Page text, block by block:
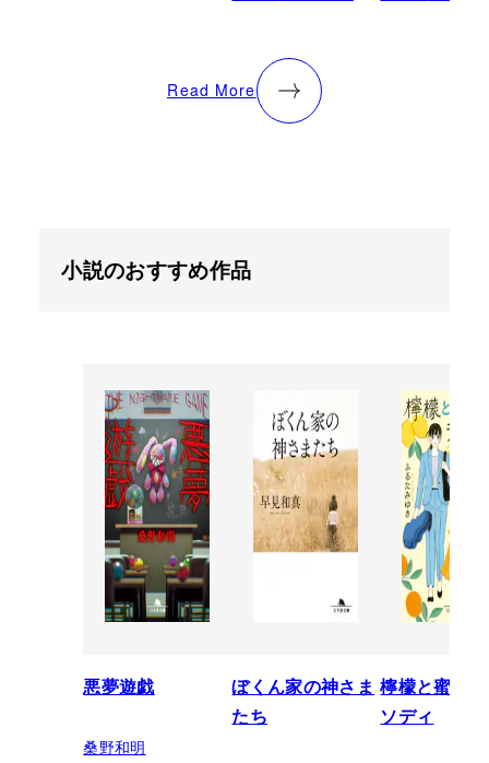
Read More
小説のおすすめ作品
悪夢遊戯
桑野和明
ぼくん家の神さま
たち
檸檬と蜜柑
ソディ